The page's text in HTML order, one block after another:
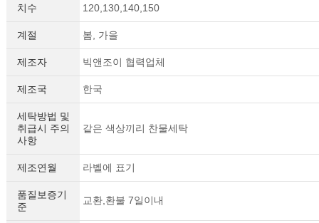
치수 120,130,140,150
계절 봄, 가을
제조자 빅앤조이 협력업체
제조국 한국
세탁방법 및
취급시 주의
사항
같은 색상끼리 찬물세탁
제조연월 라벨에 표기
품질보증기
준
교환,환불 7일이내